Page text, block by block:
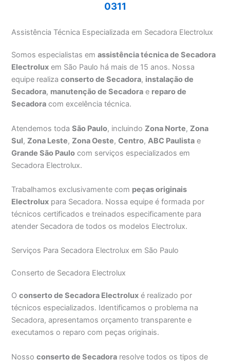
0311
Assistência Técnica Especializada em Secadora Electrolux
Somos especialistas emassistência técnica de Secadora
Electrolux em São Paulo há mais de 15 anos. Nossa
equipe realizaconserto de Secadora, instalação de
Secadora, manutenção de Secadora e reparo de
Secadora com excelência técnica.
Atendemos todaSão Paulo, incluindoZona Norte,Zona
Sul,Zona Leste,Zona Oeste,Centro,ABC Paulista e
Grande São Paulo com serviços especializados em
Secadora Electrolux.
Trabalhamos exclusivamente com peças originais
Electrolux para Secadora. Nossa equipe é formada por
técnicos certificados e treinados especificamente para
atender Secadora de todos os modelos Electrolux.
Serviços Para Secadora Electrolux em São Paulo
Conserto de Secadora Electrolux
Oconserto de Secadora Electrolux é realizado por
técnicos especializados. Identificamos o problema na
Secadora, apresentamos orçamento transparente e
executamos o reparo com peças originais.
Nossoconserto de Secadora resolve todos os tipos de